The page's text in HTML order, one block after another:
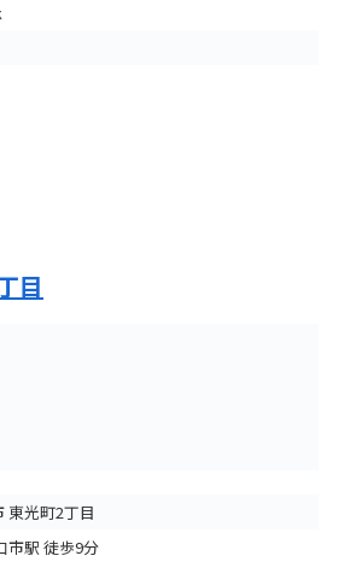
目
東光町2丁目
市駅 徒歩9分